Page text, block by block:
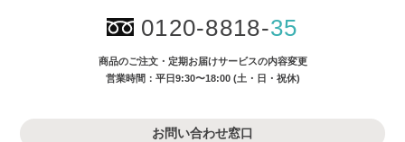
0120-8818-35
商品のご注文・ 定期お届けサービスの内容変更
営業時間：平日9:30〜18:00 (土・日・祝休)
お問い合わせ窓口